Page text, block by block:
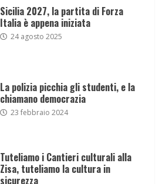
Sicilia 2027, la partita di Forza
Italia è appena iniziata
24 agosto 2025
La polizia picchia gli studenti, e la
chiamano democrazia
23 febbraio 2024
Tuteliamo i Cantieri culturali alla
Zisa, tuteliamo la cultura in
sicurezza